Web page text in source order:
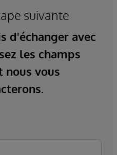
suivante
d'échanger avec
les champs
nous vous